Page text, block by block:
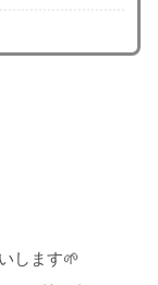
します🌱